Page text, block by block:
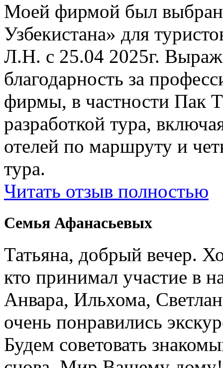
Моей фирмой был выбран
Узбекистана» для
Л.Н. с 25.04 2025г.
благодарность за
фирмы, в частности Пак
разработкой тура,
отелей по маршруту и
тура.
Читать отзыв полностью
Семья Афанасьевых
Татьяна, добрый вечер.
кто принимал участие в
Анвара, Ильхома,
очень понравились
Будем советовать